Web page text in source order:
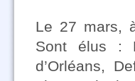
Le 27 mars,
Sont élus :
d’Orléans,